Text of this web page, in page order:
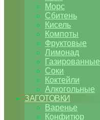
Морс
Сбитень
Кисель
Компоты
Фруктовые
Лимонад
Газированные
Соки
Коктейли
Алкогольные
ЗАГОТОВКИ
Варенье
Конфитюр